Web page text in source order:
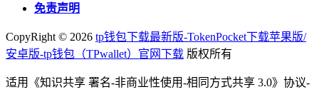
免责声明
CopyRight © 2026 tp钱包下载最新版-TokenPocket下载苹果版/
安卓版-tp钱包（TPwallet）官网下载 版权所有
适用《知识共享 署名-非商业性使用-相同方式共享 3.0》协议-